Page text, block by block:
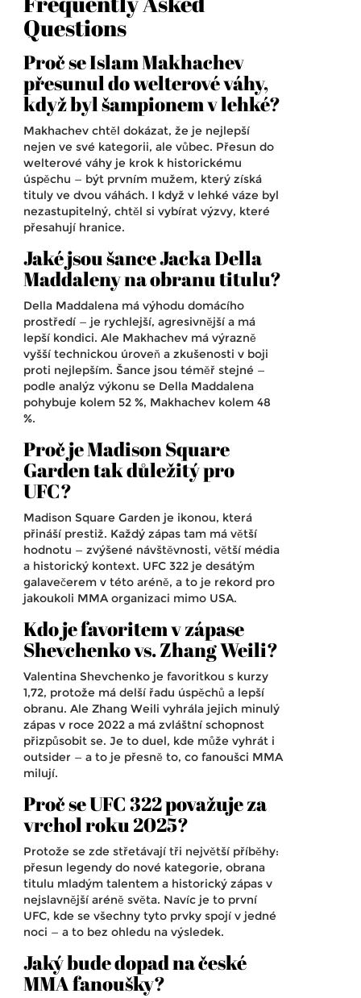
Questions
Proč se Islam Makhachev
přesunul do welterové váhy,
když byl šampionem v lehké?
Makhachev chtěl dokázat, že je nejlepší
nejen ve své kategorii, ale vůbec. Přesun do
welterové váhy je krok k historickému
úspěchu — být prvním mužem, který získá
tituly ve dvou váhách. I když v lehké váze byl
nezastupitelný, chtěl si vybírat výzvy, které
přesahují hranice.
Jaké jsou šance Jacka Della
Maddaleny na obranu titulu?
Della Maddalena má výhodu domácího
prostředí — je rychlejší, agresivnější a má
lepší kondici. Ale Makhachev má výrazně
vyšší technickou úroveň a zkušenosti v boji
proti nejlepším. Šance jsou téměř stejné —
podle analýz výkonu se Della Maddalena
pohybuje kolem 52 %, Makhachev kolem 48
%.
Proč je Madison Square
Garden tak důležitý pro
UFC?
Madison Square Garden je ikonou, která
přináší prestiž. Každý zápas tam má větší
hodnotu — zvýšené návštěvnosti, větší média
a historický kontext. UFC 322 je desátým
galavečerem v této aréně, a to je rekord pro
jakoukoli MMA organizaci mimo USA.
Kdo je favoritem v zápase
Shevchenko vs. Zhang Weili?
Valentina Shevchenko je favoritkou s kurzy
1,72, protože má delší řadu úspěchů a lepší
obranu. Ale Zhang Weili vyhrála jejich minulý
zápas v roce 2022 a má zvláštní schopnost
přizpůsobit se. Je to duel, kde může vyhrát i
outsider — a to je přesně to, co fanoušci MMA
milují.
Proč se UFC 322 považuje za
vrchol roku 2025?
Protože se zde střetávají tři největší příběhy:
přesun legendy do nové kategorie, obrana
titulu mladým talentem a historický zápas v
nejslavnější aréně světa. Navíc je to první
UFC, kde se všechny tyto prvky spojí v jedné
noci — a to bez ohledu na výsledek.
Jaký bude dopad na české
MMA fanoušky?